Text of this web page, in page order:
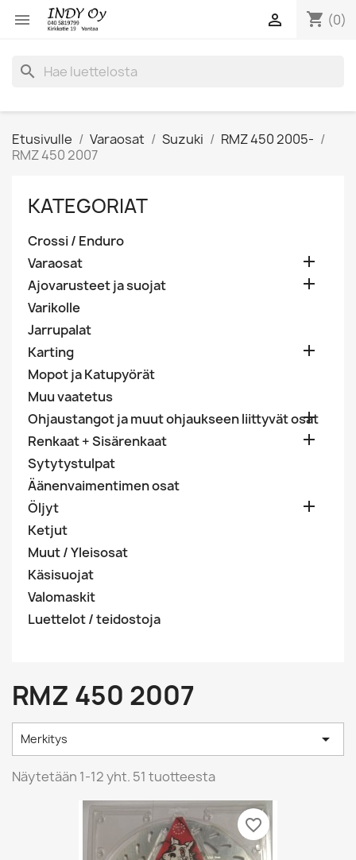
 shopping_cart (0)

search
Etusivulle Varaosat Suzuki
RMZ 450 2005-
RMZ 450 2007
KATEGORIAT
Crossi / Enduro
Varaosat

Ajovarusteet ja suojat 
Varikolle
Jarrupalat
Karting

Mopot ja Katupyörät
Muu vaatetus
Ohjaustangot ja muut ohjaukseen liittyvät osat

Renkaat + Sisärenkaat 
Sytytystulpat
Äänenvaimentimen osat
Öljyt

Ketjut
Muut / Yleisosat
Käsisuojat
Valomaskit
Luettelot / teidostoja
RMZ 450 2007
Merkitys 
Näytetään 1-12 yht. 51 tuotteesta
favorite_border